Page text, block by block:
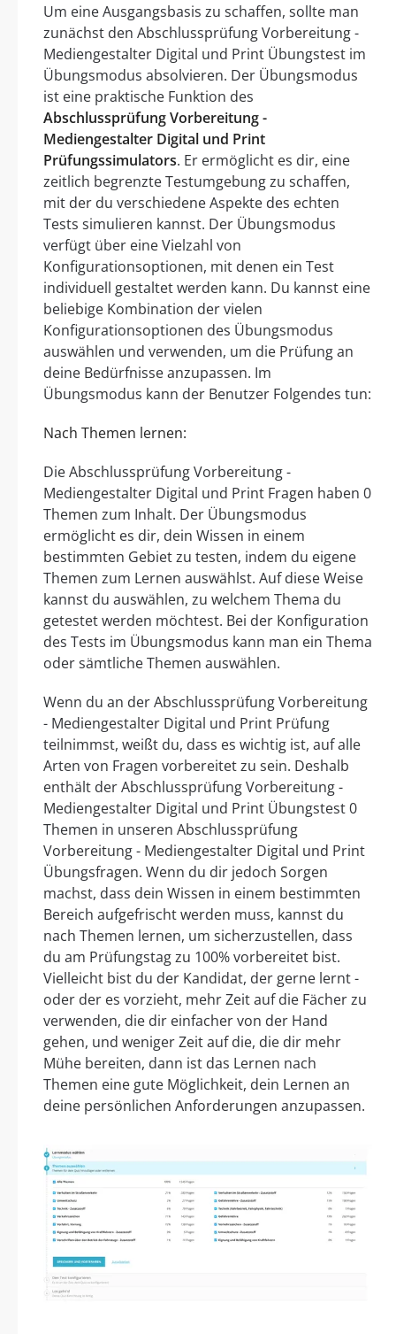
Um eine Ausgangsbasis zu schaffen, sollte man
zunächst den Abschlussprüfung Vorbereitung -
Mediengestalter Digital und Print Übungstest im
Übungsmodus absolvieren. Der Übungsmodus
ist eine praktische Funktion des
Abschlussprüfung Vorbereitung -
Mediengestalter Digital und Print
Prüfungssimulators. Er ermöglicht es dir, eine
zeitlich begrenzte Testumgebung zu schaffen,
mit der du verschiedene Aspekte des echten
Tests simulieren kannst. Der Übungsmodus
verfügt über eine Vielzahl von
Konfigurationsoptionen, mit denen ein Test
individuell gestaltet werden kann. Du kannst eine
beliebige Kombination der vielen
Konfigurationsoptionen des Übungsmodus
auswählen und verwenden, um die Prüfung an
deine Bedürfnisse anzupassen. Im
Übungsmodus kann der Benutzer Folgendes tun:
Nach Themen lernen:
Die Abschlussprüfung Vorbereitung -
Mediengestalter Digital und Print Fragen haben 0
Themen zum Inhalt. Der Übungsmodus
ermöglicht es dir, dein Wissen in einem
bestimmten Gebiet zu testen, indem du eigene
Themen zum Lernen auswählst. Auf diese Weise
kannst du auswählen, zu welchem Thema du
getestet werden möchtest. Bei der Konfiguration
des Tests im Übungsmodus kann man ein Thema
oder sämtliche Themen auswählen.
Wenn du an der Abschlussprüfung Vorbereitung
- Mediengestalter Digital und Print Prüfung
teilnimmst, weißt du, dass es wichtig ist, auf alle
Arten von Fragen vorbereitet zu sein. Deshalb
enthält der Abschlussprüfung Vorbereitung -
Mediengestalter Digital und Print Übungstest 0
Themen in unseren Abschlussprüfung
Vorbereitung - Mediengestalter Digital und Print
Übungsfragen. Wenn du dir jedoch Sorgen
machst, dass dein Wissen in einem bestimmten
Bereich aufgefrischt werden muss, kannst du
nach Themen lernen, um sicherzustellen, dass
du am Prüfungstag zu 100% vorbereitet bist.
Vielleicht bist du der Kandidat, der gerne lernt -
oder der es vorzieht, mehr Zeit auf die Fächer zu
verwenden, die dir einfacher von der Hand
gehen, und weniger Zeit auf die, die dir mehr
Mühe bereiten, dann ist das Lernen nach
Themen eine gute Möglichkeit, dein Lernen an
deine persönlichen Anforderungen anzupassen.